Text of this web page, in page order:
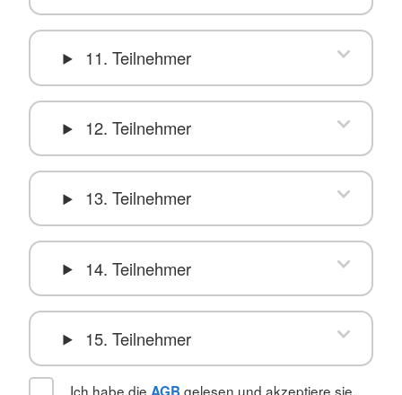
11. Teilnehmer
12. Teilnehmer
13. Teilnehmer
14. Teilnehmer
15. Teilnehmer
Ich habe die gelesen und akzeptiere sie.